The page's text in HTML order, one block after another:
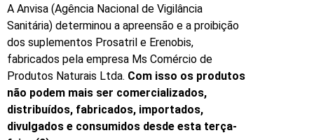
A Anvisa (Agência Nacional de Vigilância
Sanitária) determinou a apreensão e a proibição
dos suplementos Prosatril e Erenobis,
fabricados pela empresa Ms Comércio de
Produtos Naturais Ltda. Com isso os produtos
não podem mais ser comercializados,
distribuídos, fabricados, importados,
divulgados e consumidos desde esta terça-